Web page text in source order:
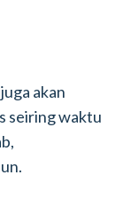
akan
seiring waktu